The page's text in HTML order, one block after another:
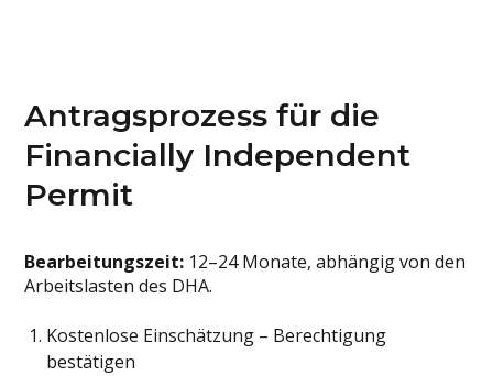
Antragsprozess für die
Financially Independent
Permit
Bearbeitungszeit: 12–24 Monate, abhängig von den
Arbeitslasten des DHA.
Kostenlose Einschätzung – Berechtigung
bestätigen